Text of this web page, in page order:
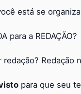
está se
para a REDAÇÃO?
Redação
para que seu